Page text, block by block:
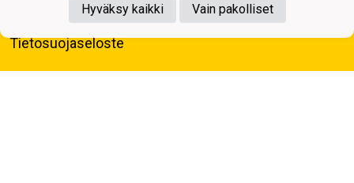
Tietosuojaseloste
Hyväksy kaikki
Vain pakolliset